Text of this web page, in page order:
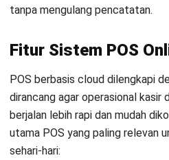
tanpa mengulang pencatatan.
Fitur Sistem POS
POS berbasis cloud dilengkapi
dirancang agar operasional kasir
berjalan lebih rapi dan mudah
utama POS yang paling relevan
sehari-hari: